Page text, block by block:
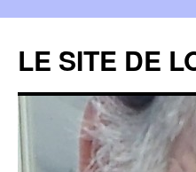
LE SITE DE